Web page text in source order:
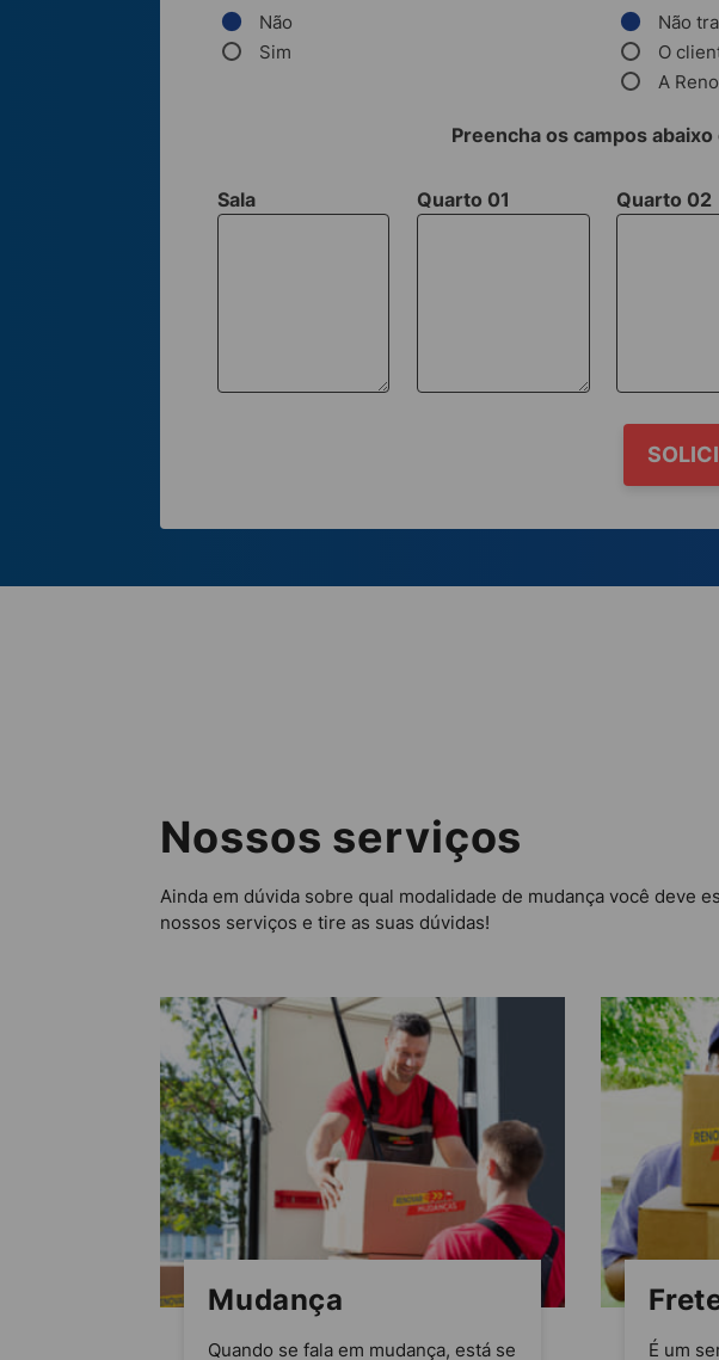
Não
Sim
Não
O
A
Preencha os campos
Sala Quarto 01 Quarto 02
Nossos serviços
Ainda em dúvida sobre qual modalidade de mudança você deve
nossos serviços e tire as suas dúvidas!
Mudança
Quando se fala em mudança, está se
É um